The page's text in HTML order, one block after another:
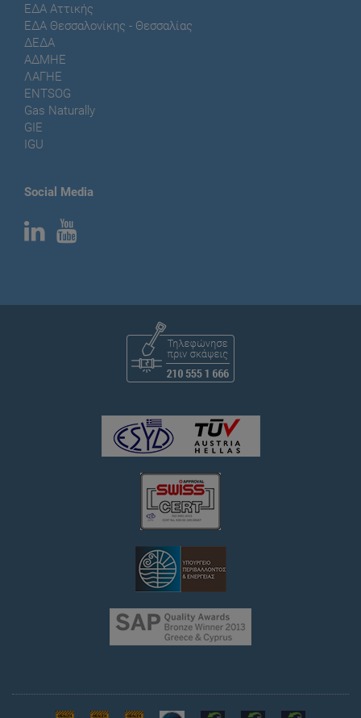
ΕΔΑ Αττικής
ΕΔΑ Θεσσαλονίκης - Θεσσαλίας
ΔΕΔΑ
ΑΔΜΗΕ
ΛΑΓΗΕ
ENTSOG
Gas Naturally
GIE
IGU
Social Media